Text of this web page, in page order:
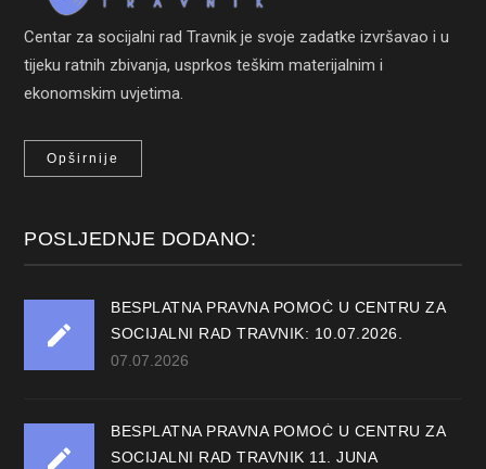
Centar za socijalni rad Travnik je svoje zadatke izvršavao i u
tijeku ratnih zbivanja, usprkos teškim materijalnim i
ekonomskim uvjetima.
Opširnije
POSLJEDNJE DODANO:
BESPLATNA PRAVNA POMOĆ U CENTRU ZA
SOCIJALNI RAD TRAVNIK: 10.07.2026.
07.07.2026
BESPLATNA PRAVNA POMOĆ U CENTRU ZA
SOCIJALNI RAD TRAVNIK 11. JUNA